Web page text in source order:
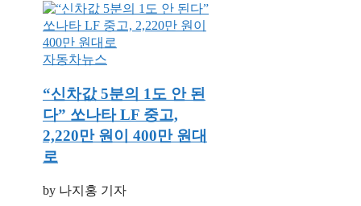
자동차뉴스
“신차값 5분의 1도 안 된
다” 쏘나타 LF 중고,
2,220만 원이 400만 원대
로
by 나지홍 기자